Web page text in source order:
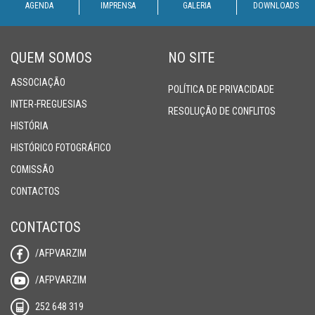
SUPERTAÇA
CLUBES
NOTÍCIAS
QUEM
SOMOS
AGENDA IMPRENSA GALERIA DOWNLOADS
QUEM SOMOS
ASSOCIAÇÃO
INTER-FREGUESIAS
HISTÓRIA
HISTÓRICO FOTOGRÁFICO
COMISSÃO
CONTACTOS
NO SITE
POLÍTICA DE PRIVACIDADE
RESOLUÇÃO DE CONFLITOS
CONTACTOS
/AFPVARZIM
/AFPVARZIM
252 648 319